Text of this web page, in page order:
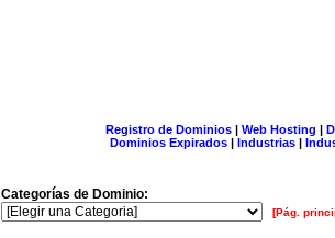
Registro de Dominios| Web Hosting |
Dominios Expirados | Industrias |
Categorías de Dominio:
[Pág.